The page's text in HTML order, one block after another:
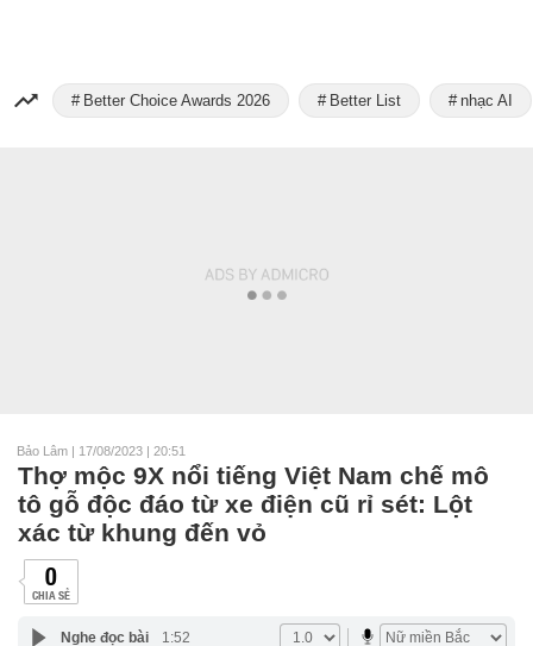
Better Choice Awards 2026 Better List nhạc AI
Bảo Lâm | 17/08/2023 | 20:51
Thợ mộc 9X nổi tiếng Việt Nam chế mô
tô gỗ độc đáo từ xe điện cũ rỉ sét: Lột
xác từ khung đến vỏ
0
CHIA SẺ
Nghe đọc bài 1:52